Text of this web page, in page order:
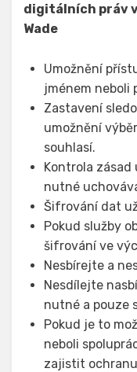
digitálních práv
Wade
Umožnění
jménem neboli
Zastavení
umožnění
souhlasí.
Kontrola
nutné
Šifrování dat
Pokud služby
šifrování ve
Nesbírejte a
Nesdílejte
nutné a pouze
Pokud je to
neboli
zajistit